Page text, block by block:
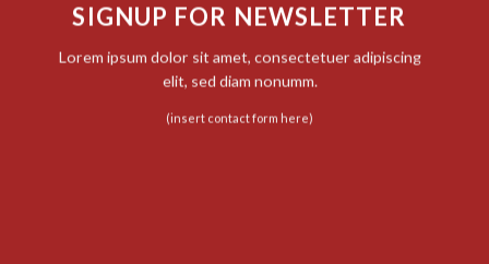
SIGNUP FOR NEWSLETTER
Lorem ipsum dolor sit amet, consectetuer adipiscing
elit, sed diam nonumm.
(insert contact form here)